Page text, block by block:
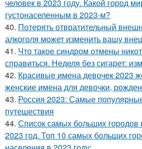
человек в 2023 году. Какой город
густонаселенным в 2023-м?
40. Потерять отвратительный
алкоголя может изменить вашу
41. Что такое синдром отмены
справиться. Неделя без сигарет:
42. Красивые имена девочек 2023
женские имена для девочки,
43. Россия 2023: Самые
путешествия
44. Список самых больших городов
2023 год. Топ 10 самых больших